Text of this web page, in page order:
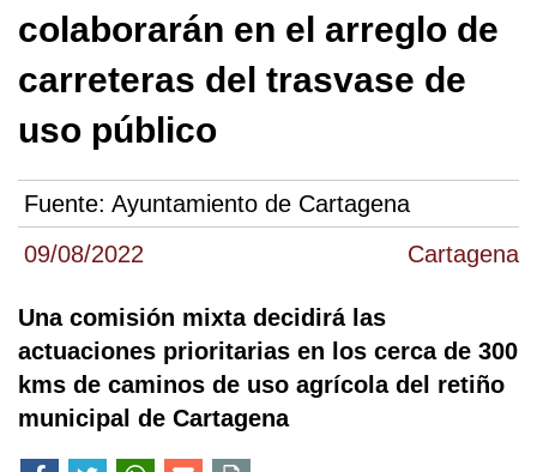
09/08/2022 Cartagena
colaborarán en el arreglo de
carreteras del trasvase de
uso público
Fuente: Ayuntamiento de Cartagena
Una comisión mixta decidirá las
actuaciones prioritarias en los cerca de 300
kms de caminos de uso agrícola del retiño
municipal de Cartagena